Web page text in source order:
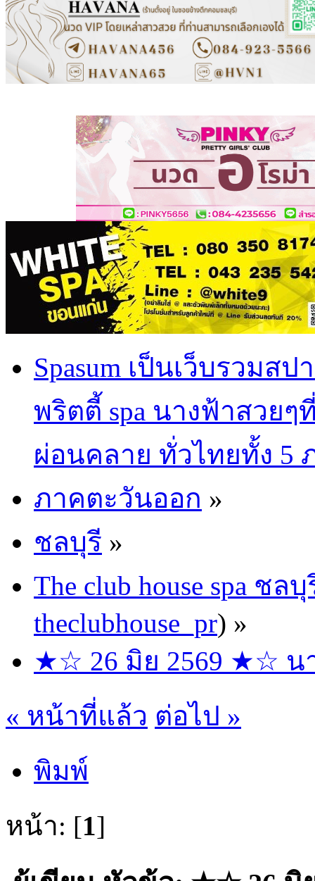
Spasum เป็นเว็บรวม
พริตตี้ spa นางฟ้าสวย
ผ่อนคลาย ทั่วไทยทั้ง 5
ภาคตะวันออก »
ชลบุรี »
The club house spa ช
theclubhouse_pr) »
★☆ 26 มิย 2569 ★☆ นา
« หน้าที่แล้ว ต่อไป »
พิมพ์
หน้า: [1]